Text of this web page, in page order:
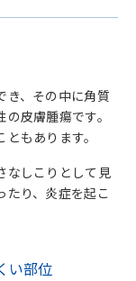
部位
き、その中に角質
皮膚腫瘍です。
もあります。
なしこりとして見
たり、炎症を起こ
い部位